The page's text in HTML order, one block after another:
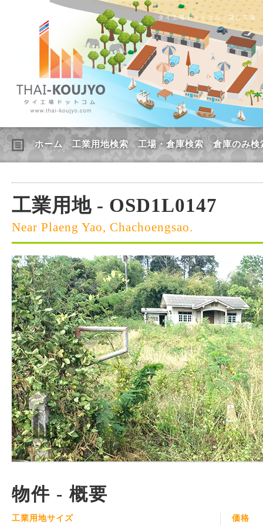
タイ工場ドットコム：貸し工場
ホーム 工業用地検索 工場・倉庫検索 倉庫のみ検
工業用地 - OSD1L0147
Near Plaeng Yao, Chachoengsao.
物件 - 概要
工業用地サイズ 価格